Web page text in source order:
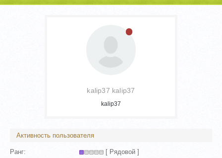
kalip37 kalip37
kalip37
Активность пользователя
Ранг: [ Рядовой ]